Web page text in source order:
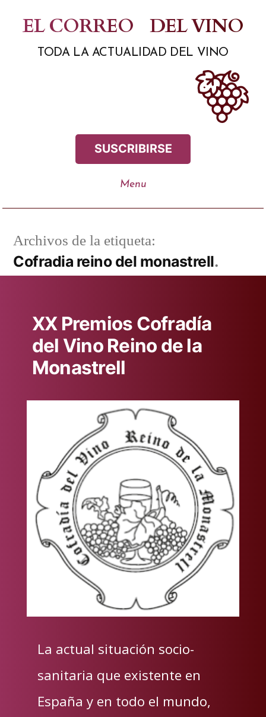
contenido
EL CORREO DEL VINO
TODA LA ACTUALIDAD DEL VINO
SUSCRIBIRSE
Archivos de la etiqueta:
Cofradia reino del monastrell
XX Premios Cofradía
del Vino Reino de la
Monastrell
La actual situación socio-
sanitaria que existente en
España y en todo el mundo,